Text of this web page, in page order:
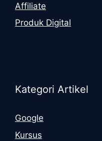
Affiliate
Produk Digital
Kategori Artikel
Google
Kursus